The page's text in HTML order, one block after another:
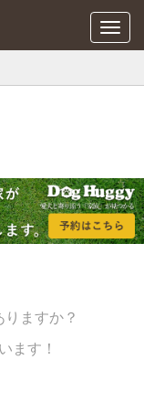
メ
ニ
ますか？
ます！